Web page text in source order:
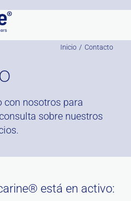
Inicio Contacto
con nosotros para
sobre nuestros
está en activo: